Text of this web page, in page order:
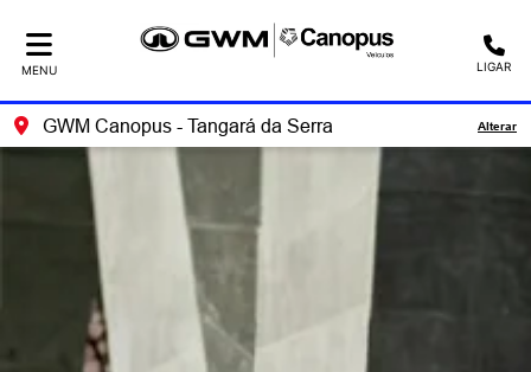
MENU LIGAR
GWM Canopus - Tangará da Serra Alterar